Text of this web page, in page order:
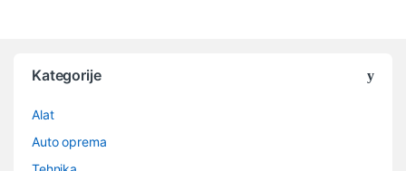
Kategorije
Alat
Auto oprema